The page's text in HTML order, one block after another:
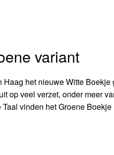
variant
het nieuwe Witte
op veel verzet, onder meer
vinden het Groene